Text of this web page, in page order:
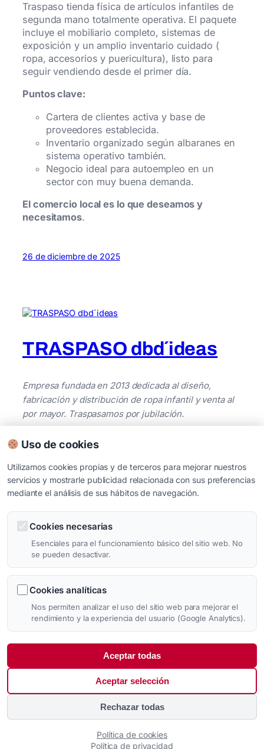
Traspaso tienda física de artículos infantiles de
segunda mano totalmente operativa. El paquete
incluye el mobiliario completo, sistemas de
exposición y un amplio inventario cuidado (
ropa, accesorios y puericultura), listo para
seguir vendiendo desde el primer día.
Puntos clave:
Cartera de clientes activa y base de
proveedores establecida.
Inventario organizado según albaranes en
sistema operativo también.
Negocio ideal para autoempleo en un
sector con muy buena demanda.
El comercio local es lo que deseamos y
necesitamos.
26 de diciembre de 2025
TRASPASO dbd´ideas
Empresa fundada en 2013 dedicada al diseño,
fabricación y distribución de ropa infantil y venta al
por mayor. Traspasamos por jubilación.
← Página anterior 1 2 3 4 5 Página siguiente →
Uso de cookies
Utilizamos cookies propias y de terceros para mejorar nuestros
servicios y mostrarle publicidad relacionada con sus preferencias
mediante el análisis de sus hábitos de navegación.
Cookies necesarias
Esenciales para el funcionamiento básico del sitio web. No
se pueden desactivar.
Cookies analíticas
Nos permiten analizar el uso del sitio web para mejorar el
rendimiento y la experiencia del usuario (Google Analytics).
Aceptar todas
Aceptar selección
Rechazar todas
Política de cookies
Política de privacidad
Aviso legal
Cookies
Configurar Cookies
Subvencionado por: